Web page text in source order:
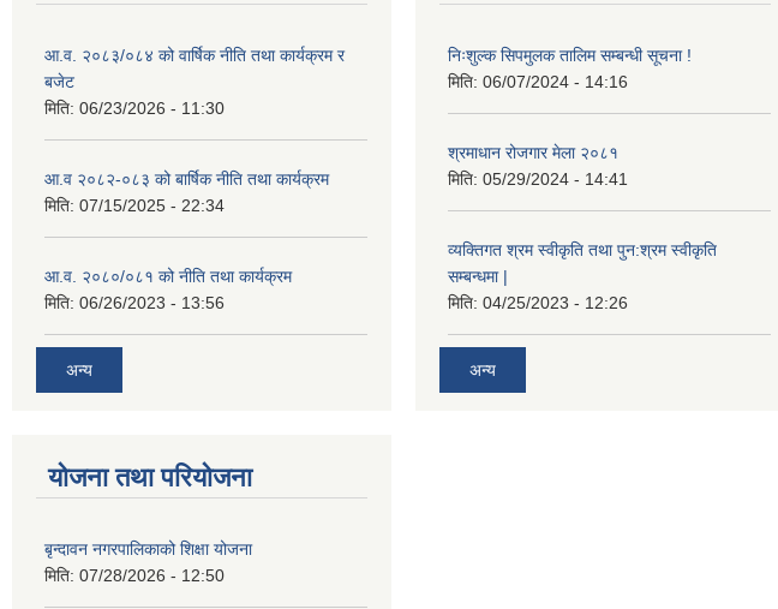
आ.व. २०८३/०८४ को वार्षिक नीति तथा कार्यक्रम र
बजेट
मिति: 06/23/2026 - 11:30
आ.व २०८२-०८३ को बार्षिक नीति तथा कार्यक्रम
मिति: 07/15/2025 - 22:34
आ.व. २०८०/०८१ को नीति तथा कार्यक्रम
मिति: 06/26/2023 - 13:56
अन्य
योजना तथा परियोजना
बृन्दावन नगरपालिकाको शिक्षा योजना
मिति: 07/28/2026 - 12:50
निःशुल्क सिपमुलक तालिम सम्बन्धी सूचना !
मिति: 06/07/2024 - 14:16
श्रमाधान रोजगार मेला २०८१
मिति: 05/29/2024 - 14:41
व्यक्तिगत श्रम स्वीकृति तथा पुन:श्रम स्वीकृति
सम्बन्धमा |
मिति: 04/25/2023 - 12:26
अन्य